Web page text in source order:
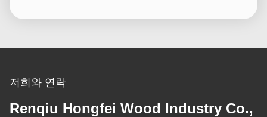
저희와 연락
Renqiu Hongfei Wood Industry Co.,